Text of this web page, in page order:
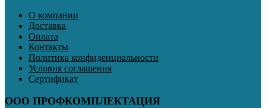
О компании
Доставка
Оплата
Контакты
Политика конфиденциальности
Условия соглашения
Сертификат
ООО ПРОФКОМПЛЕКТАЦИЯ